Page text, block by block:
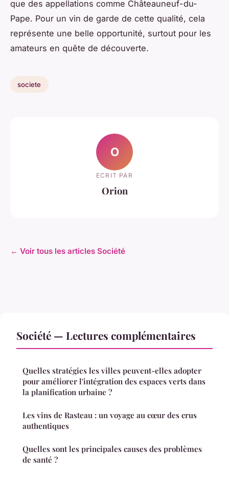
que des appellations comme Châteauneuf-du-
Pape. Pour un vin de garde de cette qualité, cela
représente une belle opportunité, surtout pour les
amateurs en quête de découverte.
societe
O
ECRIT PAR
Orion
← Voir tous les articles Société
Société — Lectures complémentaires
Quelles stratégies les villes peuvent-elles adopter
pour améliorer l'intégration des espaces verts dans
la planification urbaine ?
Les vins de Rasteau : un voyage au cœur des crus
authentiques
Quelles sont les principales causes des problèmes
de santé ?